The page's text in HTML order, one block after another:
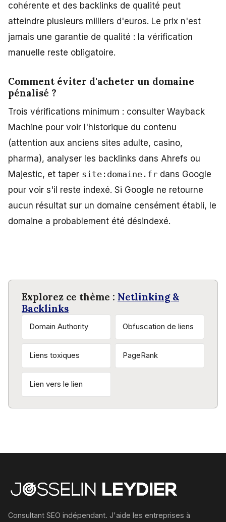
cohérente et des backlinks de qualité peut
atteindre plusieurs milliers d'euros. Le prix n'est
jamais une garantie de qualité : la vérification
manuelle reste obligatoire.
Comment éviter d'acheter un domaine
pénalisé ?
Trois vérifications minimum : consulter Wayback
Machine pour voir l'historique du contenu
(attention aux anciens sites adulte, casino,
pharma), analyser les backlinks dans Ahrefs ou
Majestic, et taper site:domaine.fr dans Google
pour voir s'il reste indexé. Si Google ne retourne
aucun résultat sur un domaine censément établi, le
domaine a probablement été désindexé.
Explorez ce thème : Netlinking &
Backlinks
Domain Authority Obfuscation de liens
Liens toxiques PageRank
Lien vers le lien
Consultant SEO indépendant. J'aide les entreprises à